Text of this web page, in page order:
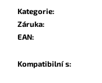
Kategorie:
Záruka:
EAN:
Kompatibilní s: